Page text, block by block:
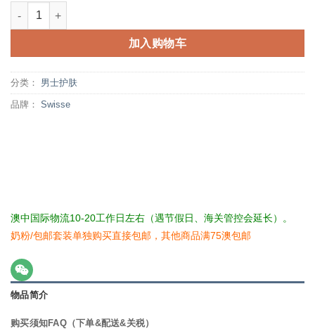
Swisse 男士面部保湿露 120毫升 清爽保湿 烟酰胺护肤 Daily Face
加入购物车
分类： 男士护肤
品牌： Swisse
澳中国际物流10-20工作日左右（遇节假日、海关管控会延长）。
奶粉/包邮套装单独购买直接包邮，其他商品满75澳包邮
物品简介
购买须知FAQ（下单&配送&关税）